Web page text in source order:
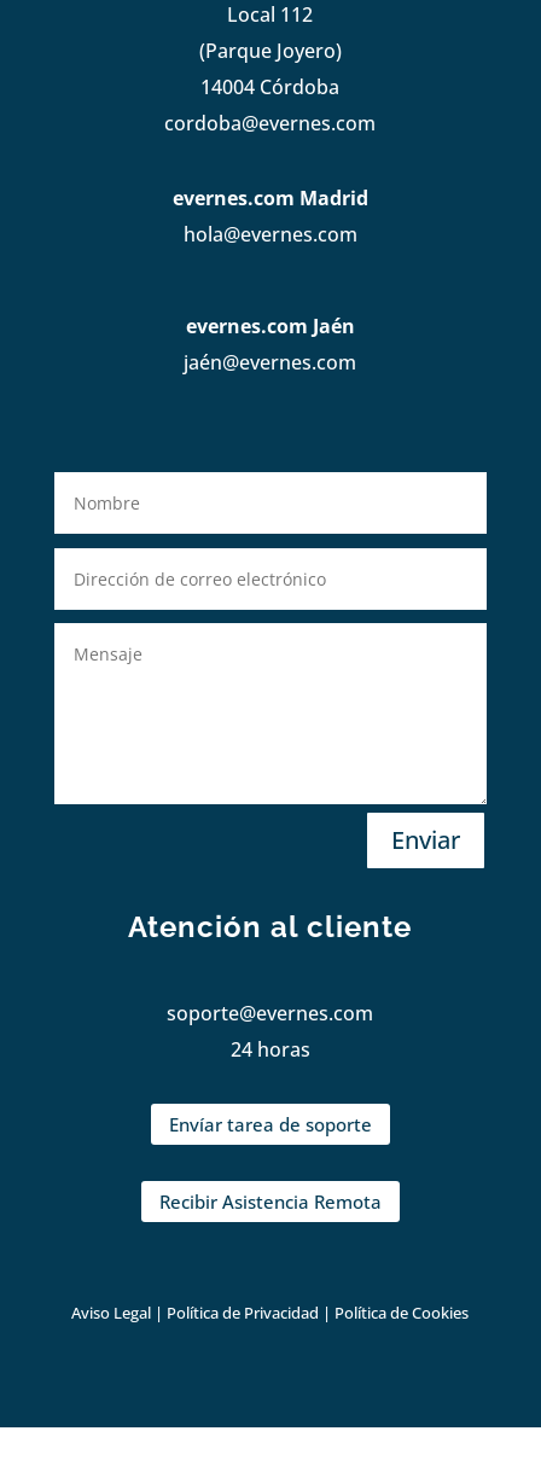
Local 112
(Parque Joyero)
14004 Córdoba
cordoba@evernes.com
evernes.com Madrid
hola@evernes.com
evernes.com Jaén
jaén@evernes.com
Enviar
Atención al cliente
soporte@evernes.com
24 horas
Envíar tarea de soporte
Recibir Asistencia Remota
Aviso Legal | Política de Privacidad | Política de Cookies